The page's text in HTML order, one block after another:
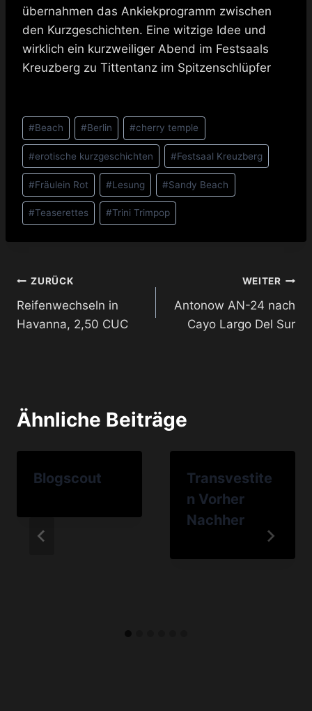
übernahmen das Ankiekprogramm zwischen
den Kurzgeschichten. Eine witzige Idee und
wirklich ein kurzweiliger Abend im Festsaals
Kreuzberg zu Tittentanz im Spitzenschlüpfer
Schlagworte:
#Beach #Berlin #cherry temple
#erotische kurzgeschichten #Festsaal Kreuzberg
#Fräulein Rot #Lesung #Sandy Beach
#Teaserettes #Trini Trimpop
Beitragsnavigation
ZURÜCK
Reifenwechseln in
Havanna, 2,50 CUC
WEITER
Antonow AN-24 nach
Cayo Largo Del Sur
Ähnliche Beiträge
Blogscout
Transvestite
n Vorher
Nachher